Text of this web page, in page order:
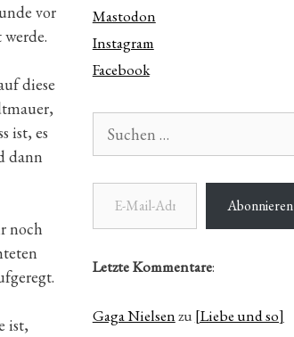
vor
diese
ist, es
dann
noch
ist,
Mastodon
Instagram
Facebook
nach:
E-Mail-Adresse
Abonnieren
Letzte Kommentare:
Gaga Nielsenzu [Liebe und so]